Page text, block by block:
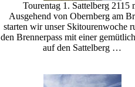
Tourentag 1. Sattelberg 2115
Ausgehend von Obernberg am
starten wir unser Skitourenwoche
den Brennerpass mit einer
auf den Sattelberg …